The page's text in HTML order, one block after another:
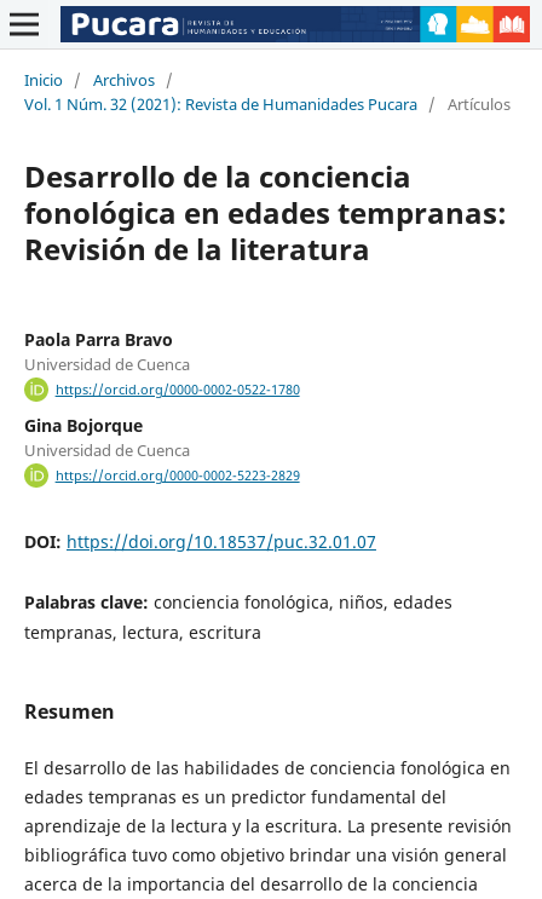
Inicio / Archivos /
Vol. 1 Núm. 32 (2021): Revista de Humanidades Pucara / Artículos
Desarrollo de la conciencia
fonológica en edades tempranas:
Revisión de la literatura
Paola Parra Bravo
Universidad de Cuenca
https://orcid.org/0000-0002-0522-1780
Gina Bojorque
Universidad de Cuenca
https://orcid.org/0000-0002-5223-2829
DOI: https://doi.org/10.18537/puc.32.01.07
Palabras clave: conciencia fonológica, niños, edades
tempranas, lectura, escritura
Resumen
El desarrollo de las habilidades de conciencia fonológica en
edades tempranas es un predictor fundamental del
aprendizaje de la lectura y la escritura. La presente revisión
bibliográfica tuvo como objetivo brindar una visión general
acerca de la importancia del desarrollo de la conciencia